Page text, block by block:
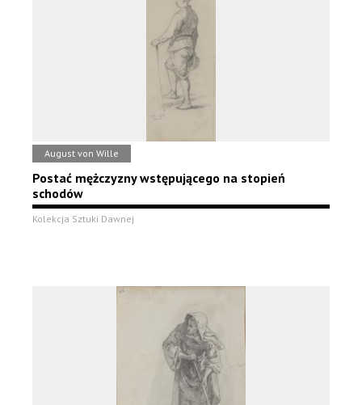
August von Wille
Postać mężczyzny wstępującego na stopień
schodów
Kolekcja Sztuki Dawnej